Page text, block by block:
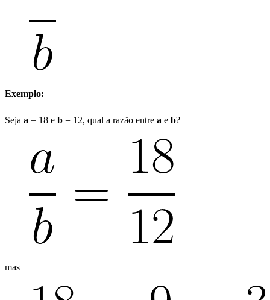
Exemplo:
Seja a = 18 e b = 12, qual a razão entre a e b?
mas